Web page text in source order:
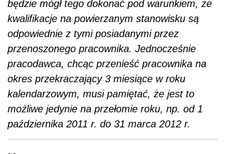
będzie mógł tego dokonać pod warunkiem, że
kwalifikacje na powierzanym stanowisku są
odpowiednie z tymi posiadanymi przez
przenoszonego pracownika. Jednocześnie
pracodawca, chcąc przenieść pracownika na
okres przekraczający 3 miesiące w roku
kalendarzowym, musi pamiętać, że jest to
możliwe jedynie na przełomie roku, np. od 1
października 2011 r. do 31 marca 2012 r.